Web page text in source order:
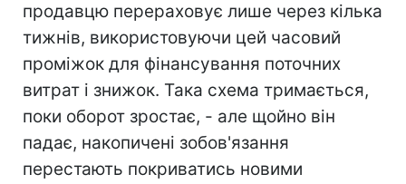
продавцю перераховує лише через кілька
тижнів, використовуючи цей часовий
проміжок для фінансування поточних
витрат і знижок. Така схема тримається,
поки оборот зростає, - але щойно він
падає, накопичені зобов'язання
перестають покриватись новими